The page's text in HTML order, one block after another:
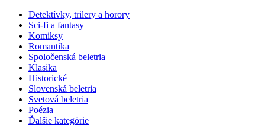
Detektívky, trilery a horory
Sci-fi a fantasy
Komiksy
Romantika
Spoločenská beletria
Klasika
Historické
Slovenská beletria
Svetová beletria
Poézia
Ďalšie kategórie